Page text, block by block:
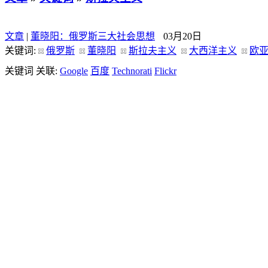
文章 | 董晓阳：俄罗斯三大社会思想
03月20日
关键词:
俄罗斯 董晓阳 斯拉夫主义 大西洋主义 欧
关键词 关联: Google 百度 Technorati Flickr